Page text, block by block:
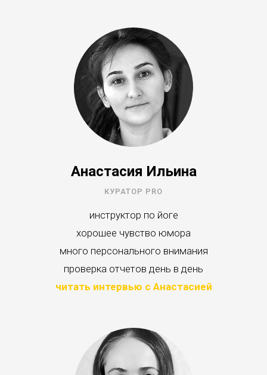
Анастасия Ильина
КУРАТОР PRO
инструктор по йоге
хорошее чувство юмора
много персонального внимания
проверка отчетов день в день
читать интервью с Анастасией